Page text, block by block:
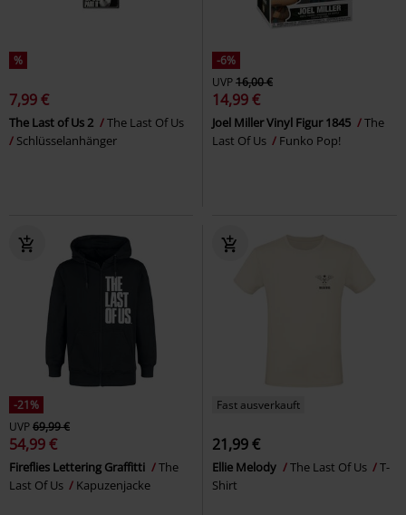
%
7,99 €
The Last of Us 2
The Last Of Us
Schlüsselanhänger
-6%
UVP16,00 €
14,99 €
Joel Miller Vinyl Figur 1845
The
Last Of Us
Funko Pop!
-21%
UVP69,99 €
54,99 €
Fireflies Lettering Graffitti
The
Last Of Us
Kapuzenjacke
Fast ausverkauft
21,99 €
Ellie Melody The Last Of Us
T-
Shirt